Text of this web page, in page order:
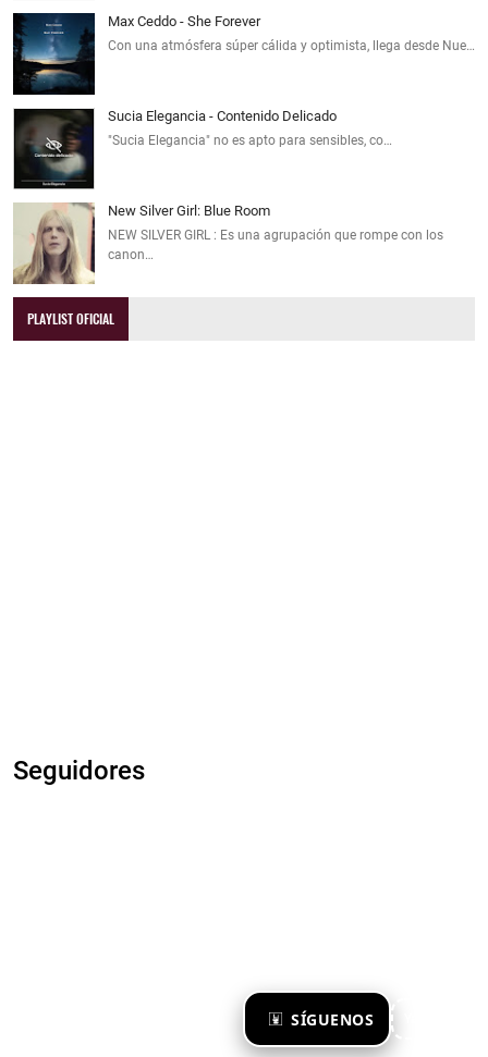
SÍGUENOS
Max Ceddo - She Forever
Con una atmósfera súper cálida y optimista, llega desde Nue…
Sucia Elegancia - Contenido Delicado
"Sucia Elegancia" no es apto para sensibles, co…
New Silver Girl: Blue Room
NEW SILVER GIRL : Es una agrupación que rompe con los
canon…
PLAYLIST OFICIAL
Seguidores